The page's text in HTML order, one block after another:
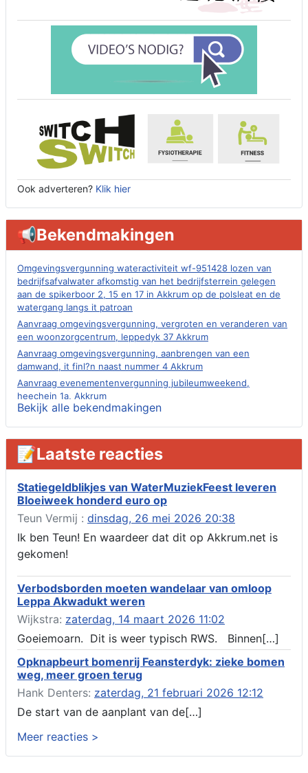
Ook adverteren? Klik hier
📢Bekendmakingen
Omgevingsvergunning wateractiviteit wf-951428 lozen van
bedrijfsafvalwater afkomstig van het bedrijfsterrein gelegen
aan de spikerboor 2, 15 en 17 in Akkrum op de polsleat en de
watergang langs it patroan
Aanvraag omgevingsvergunning, vergroten en veranderen van
een woonzorgcentrum, leppedyk 37 Akkrum
Aanvraag omgevingsvergunning, aanbrengen van een
damwand, it finl?n naast nummer 4 Akkrum
Aanvraag evenementenvergunning jubileumweekend,
heechein 1a, Akkrum
Verlening omgevingsvergunning, tijdelijk gebruik openbare
ruimte 02-10 t/m 02-11-2026, sitadel voor nr 6 te Akkrum
Aanvraag omgevingsvergunning, tijdelijk gebruik openbare
ruimte 02-10 t/m 02-11-2026, sitadel voor nr 6 te Akkrum
Verlenging beslistermijn aanvraag omgevingsvergunning,
heechein 28, 8491 em Akkrum
Aanvraag omgevingsvergunning, veranderen van een woning
(voordeur en dakkapel), boarnsterdyk 75 Akkrum
aanbrengen van asfalt t.b.v. onderhoud fietspad t.h.v
boarnsterdyk, Akkrum
Verlening ontheffing geluid, boarnsw?l Akkrum
Kennisgeving vergunningaanvraag voor het -bouwwerken,
werken en objecten in of bij een oppervlaktewaterlichaam, niet
zijnde de noordzee, of waterkering in beheer bij het rijk te
Akkrum
Verlening omgevingsvergunning, veranderen van twee
bruggen (renovatie), ljouwerterdyk nabij nummer 6 Akkrum
Verlening ontheffing geluid, heechein Akkrum
Melding milieubelastende activiteit aanleggen gesloten
bodemenergiesysteem, it weidl?n 14, 8491 da Akkrum
Omgevingsvergunning wateractiviteit wf-999662 aanleggen
Bekijk alle bekendmakingen
📝Laatste reacties
Statiegeldblikjes van WaterMuziekFeest leveren
Bloeiweek honderd euro op
Teun Vermij : dinsdag, 26 mei 2026 20:38
Ik ben Teun! En waardeer dat dit op Akkrum.net is
gekomen!
Verbodsborden moeten wandelaar van omloop
Leppa Akwadukt weren
Wijkstra: zaterdag, 14 maart 2026 11:02
Goeiemoarn. Dit is weer typisch RWS. Binnen[…]
Opknapbeurt bomenrij Feansterdyk: zieke bomen
weg, meer groen terug
Hank Denters: zaterdag, 21 februari 2026 12:12
De start van de aanplant van de[…]
Meer reacties >